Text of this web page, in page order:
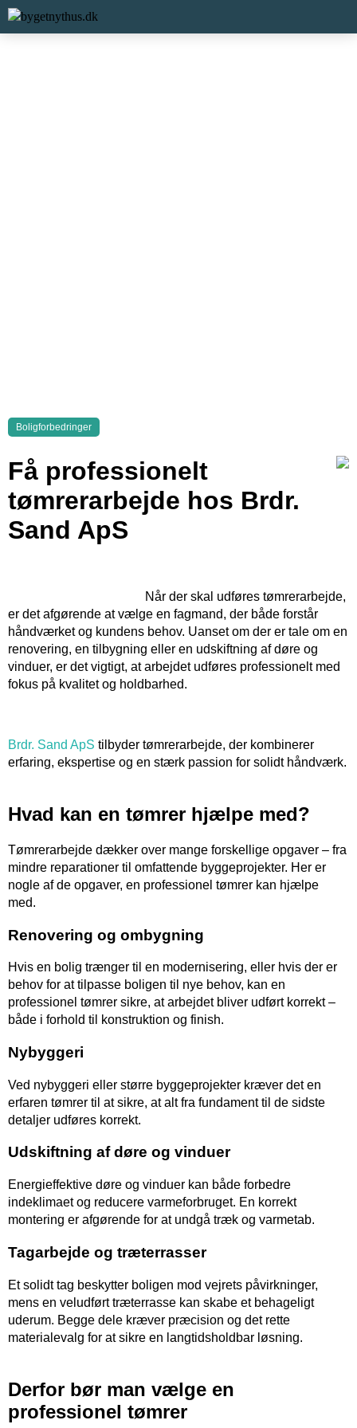
Boligforbedringer
Få professionelt
tømrerarbejde hos Brdr.
Sand ApS
Når der skal udføres tømrerarbejde,
er det afgørende at vælge en fagmand, der både forstår
håndværket og kundens behov. Uanset om der er tale om en
renovering, en tilbygning eller en udskiftning af døre og
vinduer, er det vigtigt, at arbejdet udføres professionelt med
fokus på kvalitet og holdbarhed.
Brdr. Sand ApS tilbyder tømrerarbejde, der kombinerer
erfaring, ekspertise og en stærk passion for solidt håndværk.
Hvad kan en tømrer hjælpe med?
Tømrerarbejde dækker over mange forskellige opgaver – fra
mindre reparationer til omfattende byggeprojekter. Her er
nogle af de opgaver, en professionel tømrer kan hjælpe
med.
Renovering og ombygning
Hvis en bolig trænger til en modernisering, eller hvis der er
behov for at tilpasse boligen til nye behov, kan en
professionel tømrer sikre, at arbejdet bliver udført korrekt –
både i forhold til konstruktion og finish.
Nybyggeri
Ved nybyggeri eller større byggeprojekter kræver det en
erfaren tømrer til at sikre, at alt fra fundament til de sidste
detaljer udføres korrekt.
Udskiftning af døre og vinduer
Energieffektive døre og vinduer kan både forbedre
indeklimaet og reducere varmeforbruget. En korrekt
montering er afgørende for at undgå træk og varmetab.
Tagarbejde og træterrasser
Et solidt tag beskytter boligen mod vejrets påvirkninger,
mens en veludført træterrasse kan skabe et behageligt
uderum. Begge dele kræver præcision og det rette
materialevalg for at sikre en langtidsholdbar løsning.
Derfor bør man vælge en
professionel tømrer